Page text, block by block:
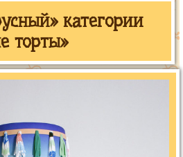
категории
торты»